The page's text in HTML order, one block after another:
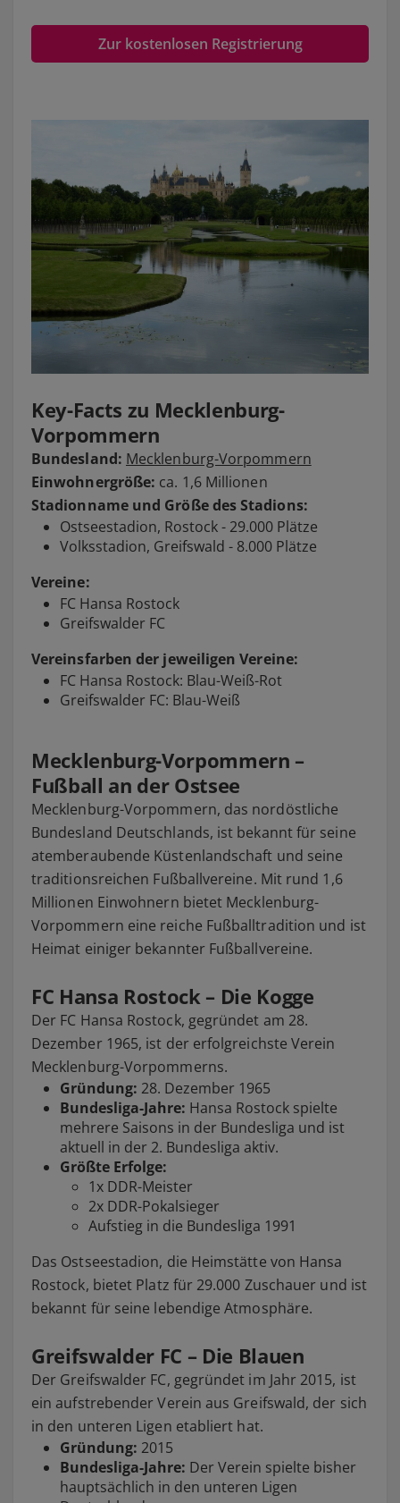
Zur kostenlosen Registrierung
Key-Facts zu Mecklenburg-
Vorpommern
Bundesland: Mecklenburg-Vorpommern
Einwohnergröße: ca. 1,6 Millionen
Stadionname und Größe des Stadions:
Ostseestadion, Rostock - 29.000 Plätze
Volksstadion, Greifswald - 8.000 Plätze
Vereine:
FC Hansa Rostock
Greifswalder FC
Vereinsfarben der jeweiligen Vereine:
FC Hansa Rostock: Blau-Weiß-Rot
Greifswalder FC: Blau-Weiß
Mecklenburg-Vorpommern –
Fußball an der Ostsee
Mecklenburg-Vorpommern, das nordöstliche
Bundesland Deutschlands, ist bekannt für seine
atemberaubende Küstenlandschaft und seine
traditionsreichen Fußballvereine. Mit rund 1,6
Millionen Einwohnern bietet Mecklenburg-
Vorpommern eine reiche Fußballtradition und ist
Heimat einiger bekannter Fußballvereine.
FC Hansa Rostock – Die Kogge
Der FC Hansa Rostock, gegründet am 28.
Dezember 1965, ist der erfolgreichste Verein
Mecklenburg-Vorpommerns.
Gründung: 28. Dezember 1965
Bundesliga-Jahre: Hansa Rostock spielte
mehrere Saisons in der Bundesliga und ist
aktuell in der 2. Bundesliga aktiv.
Größte Erfolge:
1x DDR-Meister
2x DDR-Pokalsieger
Aufstieg in die Bundesliga 1991
Das Ostseestadion, die Heimstätte von Hansa
Rostock, bietet Platz für 29.000 Zuschauer und ist
bekannt für seine lebendige Atmosphäre.
Greifswalder FC – Die Blauen
Der Greifswalder FC, gegründet im Jahr 2015, ist
ein aufstrebender Verein aus Greifswald, der sich
in den unteren Ligen etabliert hat.
Gründung: 2015
Bundesliga-Jahre: Der Verein spielte bisher
hauptsächlich in den unteren Ligen